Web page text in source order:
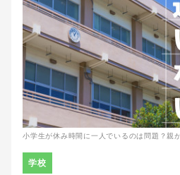
学校
小学生が休み時間に一人でいるのは問題？親